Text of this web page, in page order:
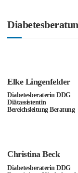
Elke Lingenfelder
Diabetesberaterin DDG
Diätassistentin
Bereichsleitung Beratung
Christina Beck
Diabetesberaterin DDG